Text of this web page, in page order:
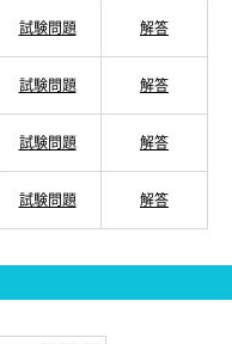
試験問題 解答
試験問題 解答
試験問題 解答
試験問題 解答